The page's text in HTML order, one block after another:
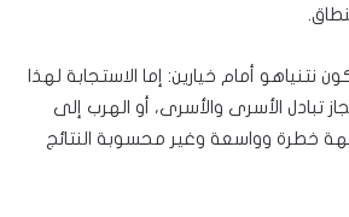
نتنياهو أمام خيارين: إما الاستجابة لهذا
تبادل الأسرى والأسرى، أو الهرب إلى
خطرة وواسعة وغير محسوبة النتائج